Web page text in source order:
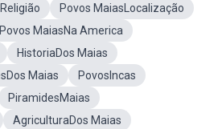
Povos MaiasLocalização
Povos MaiasNa America
HistoriaDos Maias
Maias
PovosIncas
PiramidesMaias
AgriculturaDos Maias